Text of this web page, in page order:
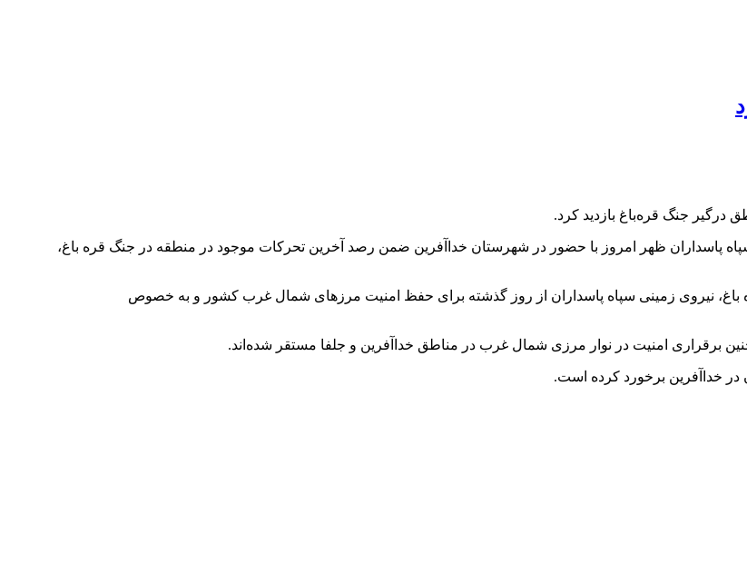
درگیر جنگ قره‌باغ بازدید کرد.
پاسداران ظهر امروز با حضور در شهرستان خداآفرین ضمن رصد آخرین تحرکات موجود در منطقه در جنگ قره باغ،
باغ، نیروی زمینی سپاه پاسداران از روز گذشته برای حفظ امنیت مرزهای شمال غرب کشور و به خصوص
برقراری امنیت در نوار مرزی شمال غرب در مناطق خداآفرین و جلفا مستقر شده‌اند.